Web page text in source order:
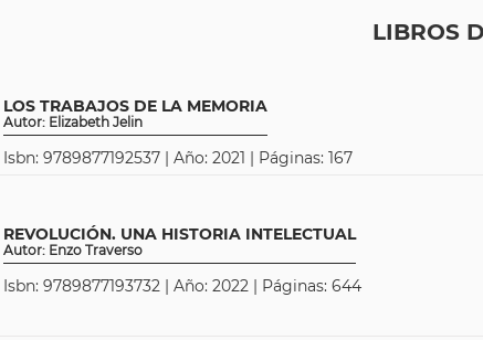
LIBROS
LOS TRABAJOS DE LA MEMORIA
Autor: Elizabeth Jelin
Isbn: 9789877192537 | Año: 2021 | Páginas: 167
REVOLUCIÓN. UNA HISTORIA INTELECTUAL
Autor: Enzo Traverso
Isbn: 9789877193732 | Año: 2022 | Páginas: 644